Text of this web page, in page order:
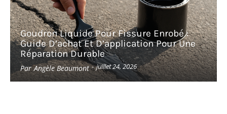
Goudron Liquide Pour Fissure Enrobé :
Guide D’achat Et D’application Pour Une
Réparation Durable
Par Angèle Beaumont - juillet 24, 2026